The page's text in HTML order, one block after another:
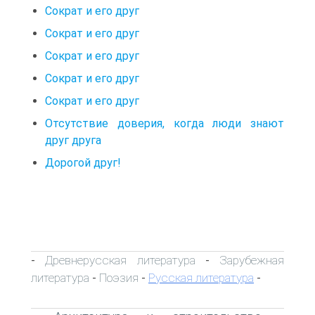
Сократ и его друг
Сократ и его друг
Сократ и его друг
Сократ и его друг
Сократ и его друг
Отсутствие доверия, когда люди знают
друг друга
Дорогой друг!
- Древнерусская литература - Зарубежная
литература - Поэзия - Русская литература -